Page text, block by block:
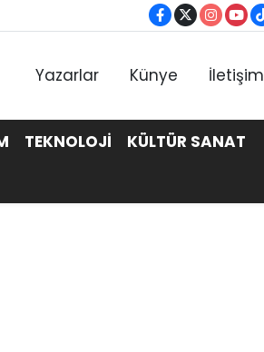
Yazarlar Künye İletişim
TEKNOLOJİ
KÜLTÜR SANAT